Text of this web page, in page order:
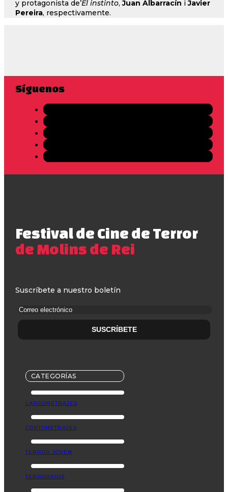
y protagonista de’El instinto,Juan Albarracín iJavier
Pereira, respectivamente.
Síguenos
Festival de Cine de Terror
de Molins de Rei
Suscríbete a nuestro boletín
CATEGORÍAS
LARGOMETRAJES
CORTOMETRAJES
TERROR JOVEN
TERRORKIDS